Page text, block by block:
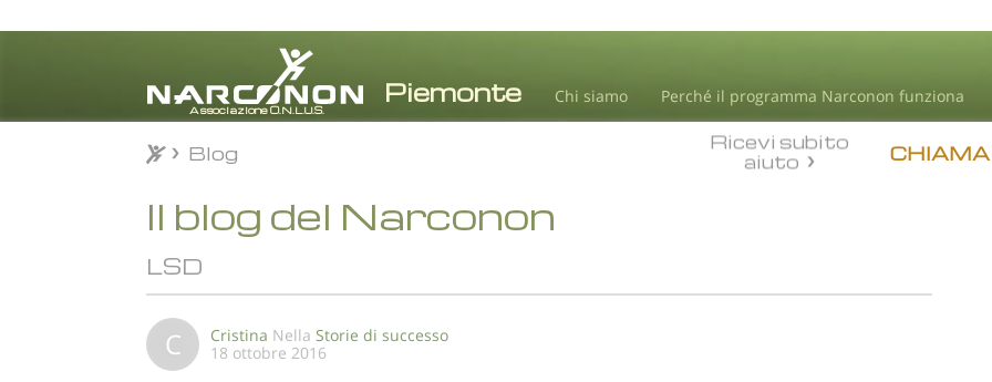
Chi siamo Perché il programma Narconon funziona
CHIAMA
Ricevi subito
aiuto
Blog
Il blog del Narconon
LSD
C Cristina Nella Storie di successo
18 ottobre 2016
Blog